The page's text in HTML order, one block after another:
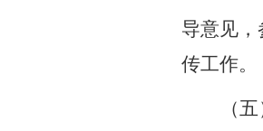
导意见
传工作。
（五